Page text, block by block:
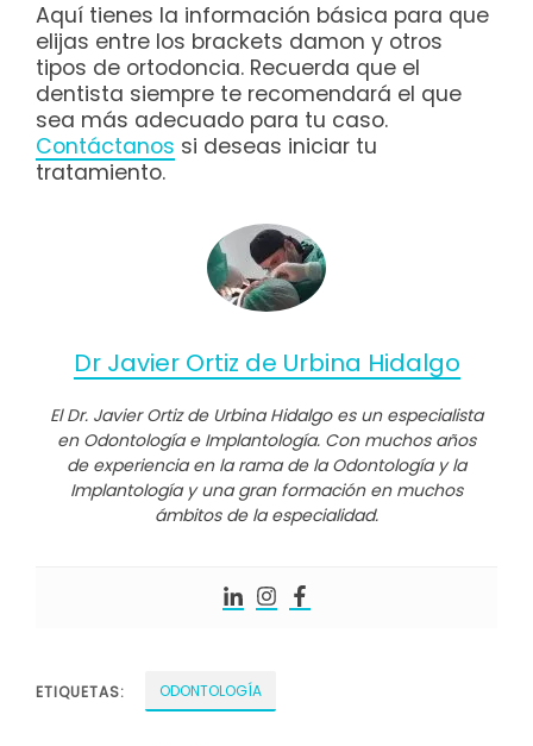
Aquí tienes la información básica para que
elijas entre los brackets damon y otros
tipos de ortodoncia. Recuerda que el
dentista siempre te recomendará el que
sea más adecuado para tu caso.
Contáctanos si deseas iniciar tu
tratamiento.
Dr Javier Ortiz de Urbina Hidalgo
El Dr. Javier Ortiz de Urbina Hidalgo es un especialista
en Odontología e Implantología. Con muchos años
de experiencia en la rama de la Odontología y la
Implantología y una gran formación en muchos
ámbitos de la especialidad.
ETIQUETAS: ODONTOLOGÍA